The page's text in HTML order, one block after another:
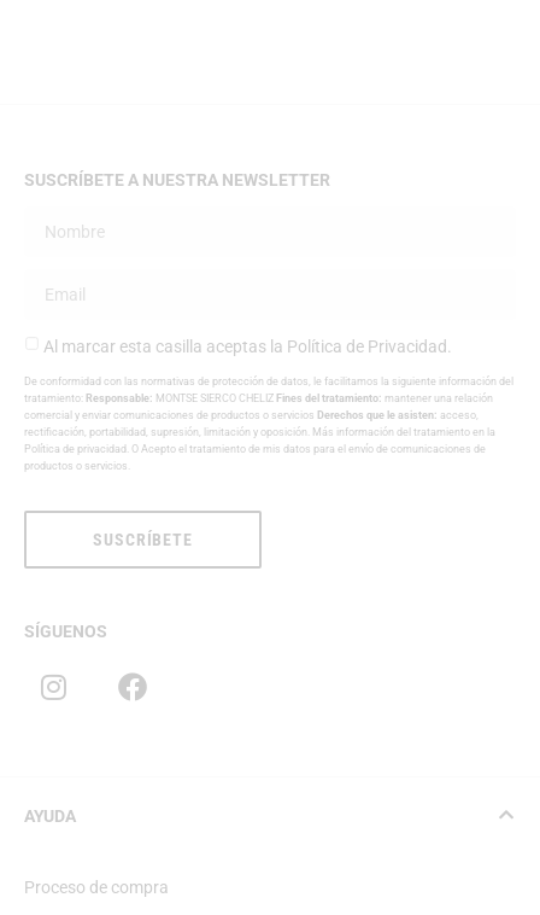
SUSCRÍBETE A NUESTRA NEWSLETTER
Al marcar esta casilla aceptas la Política de Privacidad.
De conformidad con las normativas de protección de datos, le facilitamos la siguiente información del
tratamiento: Responsable: MONTSE SIERCO CHELIZ Fines del tratamiento: mantener una relación
comercial y enviar comunicaciones de productos o servicios Derechos que le asisten: acceso,
rectificación, portabilidad, supresión, limitación y oposición. Más información del tratamiento en la
Política de privacidad . O Acepto el tratamiento de mis datos para el envío de comunicaciones de
productos o servicios.
SUSCRÍBETE
SÍGUENOS
AYUDA
Proceso de compra